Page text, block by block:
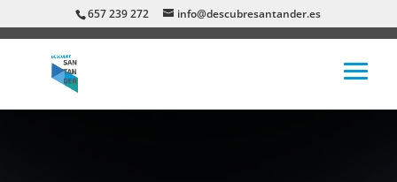
657 239 272 info@descubresantander.es